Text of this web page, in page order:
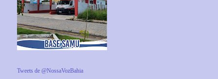
Tweets de @NossaVozBahia